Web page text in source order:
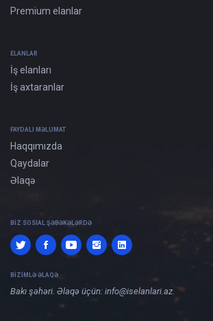
Premium elanlar
ELANLAR
İş elanları
İş axtaranlar
FAYDALI MƏLUMAT
Haqqımızda
Qaydalar
Əlaqə
BIZ SOSIAL ŞƏBƏKƏLƏRDƏ
BIZIMLƏ ƏLAQƏ
Bakı şəhəri. Əlaqə üçün: info@iselanlari.az.